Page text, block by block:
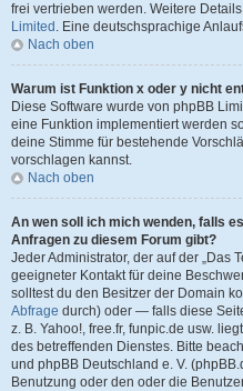
frei vertrieben werden. Weitere
Limited . Eine deutschsprachige
Nach oben
Warum ist Funktion x oder y nicht
Diese Software wurde von phpBB
eine Funktion implementiert werden
deine Stimme für bestehende
vorschlagen kannst.
Nach oben
An wen soll ich mich wenden, falls
Anfragen zu diesem Forum gibt?
Jeder Administrator, der auf der „Das
geeigneter Kontakt für deine
solltest du den Besitzer der Domain
Abfrage durch) oder — falls diese
z. B. Yahoo!, free.fr, funpic.de usw.
des betreffenden Dienstes. Bitte
und phpBB Deutschland e. V.
Benutzung oder den oder die